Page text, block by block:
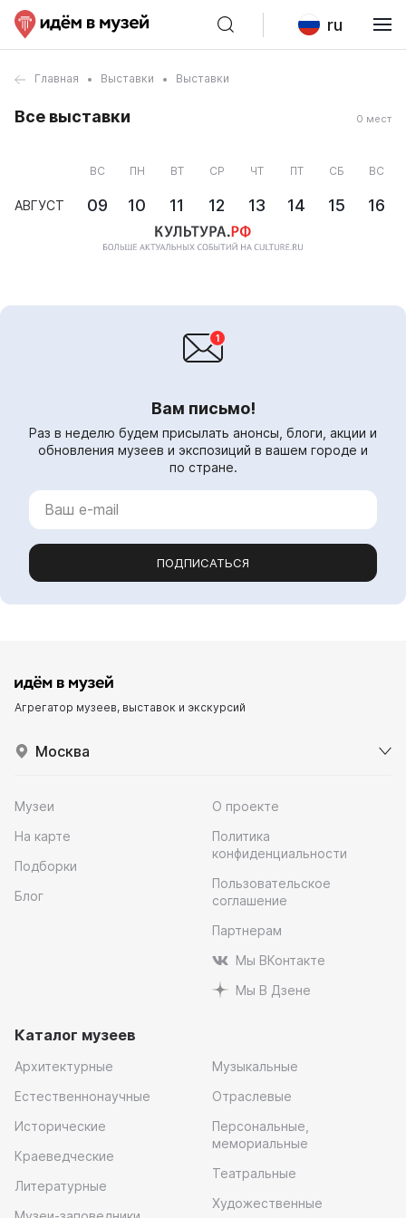
ru
Главная Выставки Выставки
Все выставки 0 мест
АВГУСТ
ВС
09
ПН
10
ВТ
11
СР
12
ЧТ
13
ПТ
14
СБ
15
ВС
16
Вам письмо!
Раз в неделю будем присылать анонсы, блоги, акции и
обновления музеев и экспозиций в вашем городе и
по стране.
ПОДПИСАТЬСЯ
Агрегатор музеев, выставок и экскурсий
Москва
Музеи
На карте
Подборки
Блог
О проекте
Политика
конфиденциальности
Пользовательское
соглашение
Партнерам
Мы ВКонтакте
Мы В Дзене
Каталог музеев
Архитектурные
Естественнонаучные
Исторические
Краеведческие
Литературные
Музыкальные
Отраслевые
Персональные,
мемориальные
Театральные
Художественные